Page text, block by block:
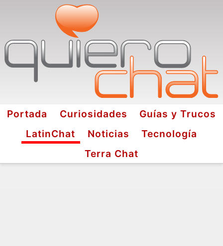
Portada Curiosidades
Guías y Trucos
LatinChat
Noticias
Tecnología
Terra Chat